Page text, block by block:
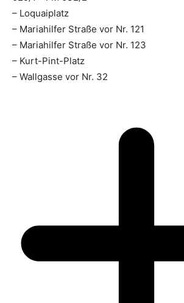
– Loquaiplatz
– Mariahilfer Straße vor Nr. 121
– Mariahilfer Straße vor Nr. 123
– Kurt-Pint-Platz
– Wallgasse vor Nr. 32